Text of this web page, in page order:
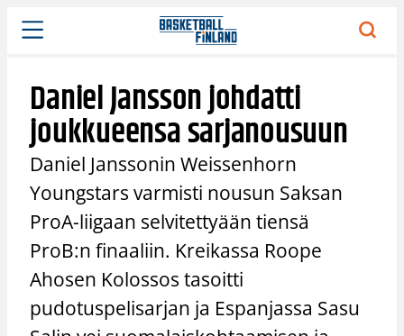
Siirry
sisältöön
Daniel Jansson johdatti
joukkueensa sarjanousuun
Daniel Janssonin Weissenhorn
Youngstars varmisti nousun Saksan
ProA-liigaan selvitettyään tiensä
ProB:n finaaliin. Kreikassa Roope
Ahosen Kolossos tasoitti
pudotuspelisarjan ja Espanjassa Sasu